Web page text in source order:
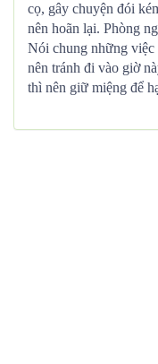
cọ, gây chuyện đói
nên hoãn lại. Phòng
Nói chung những
nên tránh đi vào giờ
thì nên giữ miệng để